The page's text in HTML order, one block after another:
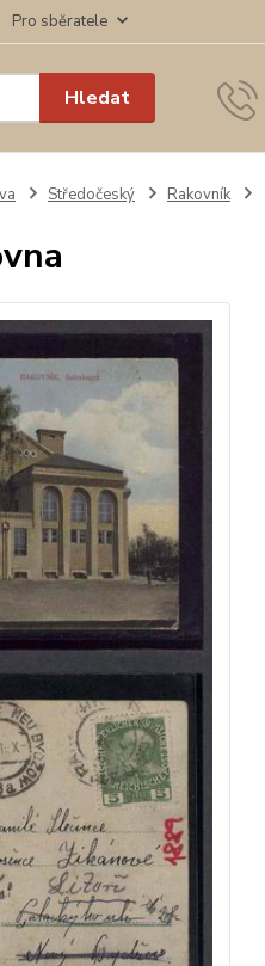
Pro sběratele
Hledat
Středočeský Rakovník